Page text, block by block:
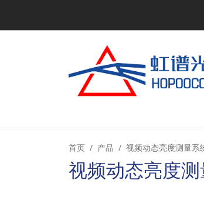
首页 产品 视频动态亮度测量系
视频动态亮度